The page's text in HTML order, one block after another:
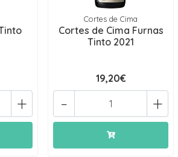
+
Cortes de Cima
Cortes de Cima Furnas
Tinto 2021
19,20€
+
-